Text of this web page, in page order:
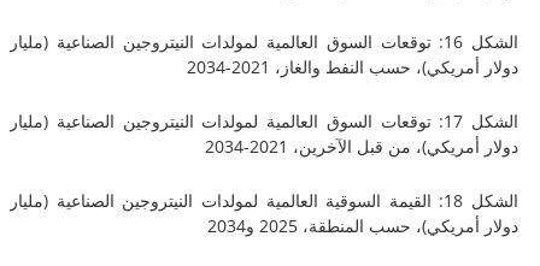
الشكل 16: توقعات السوق العالمية لمولدات النيتروجين الصناعية (مليار
حسب النفط والغاز، 2021-2034
الشكل 17: توقعات السوق العالمية لمولدات النيتروجين الصناعية (مليار
من قبل الآخرين، 2021-2034
الشكل 18: القيمة السوقية العالمية لمولدات النيتروجين الصناعية (مليار
حسب المنطقة، 2025 و2034